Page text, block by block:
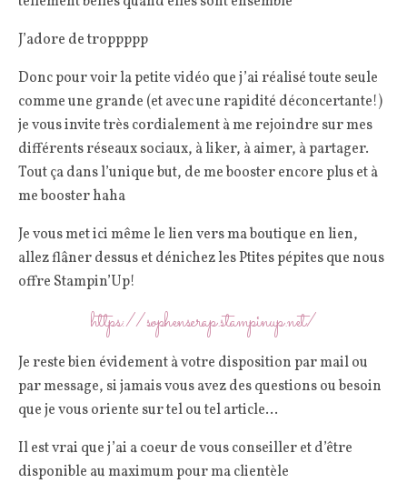
J’adore de troppppp
Donc pour voir la petite vidéo que j’ai réalisé toute seule
comme une grande (et avec une rapidité déconcertante!)
je vous invite très cordialement à me rejoindre sur mes
différents réseaux sociaux, à liker, à aimer, à partager.
Tout ça dans l’unique but, de me booster encore plus et à
me booster haha
Je vous met ici même le lien vers ma boutique en lien,
allez flâner dessus et dénichez les Ptites pépites que nous
offre Stampin’Up!
https://sophenscrap.stampinup.net/
Je reste bien évidement à votre disposition par mail ou
par message, si jamais vous avez des questions ou besoin
que je vous oriente sur tel ou tel article…
Il est vrai que j’ai a coeur de vous conseiller et d’être
disponible au maximum pour ma clientèle